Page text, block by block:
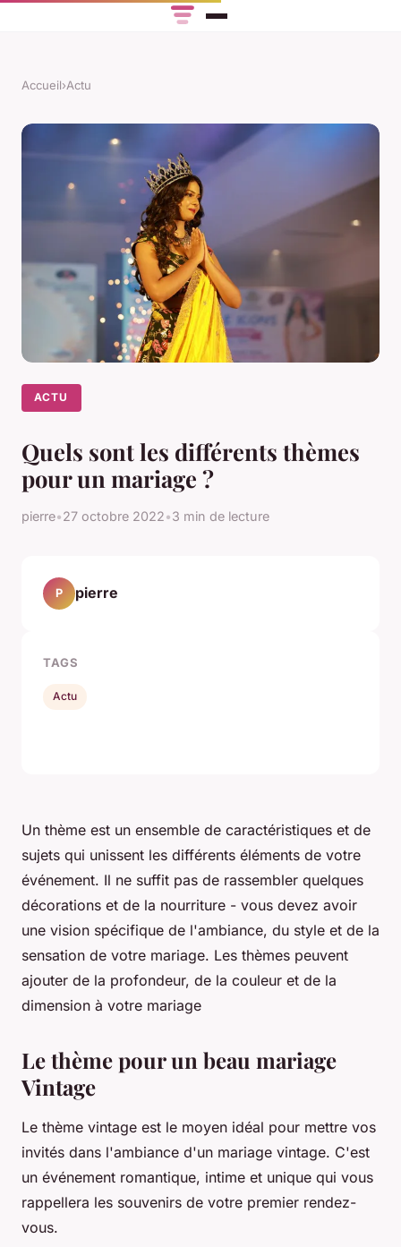
Accueil›Actu
ACTU
Quels sont les différents thèmes
pour un mariage ?
pierre•27 octobre 2022•3 min de lecture
Un thème est un ensemble de caractéristiques et de
sujets qui unissent les différents éléments de votre
événement. Il ne suffit pas de rassembler quelques
décorations et de la nourriture - vous devez avoir
une vision spécifique de l'ambiance, du style et de la
sensation de votre mariage. Les thèmes peuvent
ajouter de la profondeur, de la couleur et de la
dimension à votre mariage
Le thème pour un beau mariage
Vintage
Le thème vintage est le moyen idéal pour mettre vos
invités dans l'ambiance d'un mariage vintage. C'est
un événement romantique, intime et unique qui vous
rappellera les souvenirs de votre premier rendez-
vous.
P pierre
TAGS
Actu